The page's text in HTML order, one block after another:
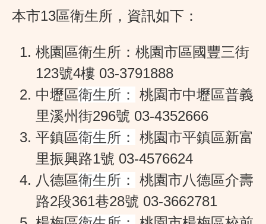
本市13區衛生所，資訊如下：
桃園區衛生所：桃園市區國豐三街
123號4樓 03-3791888
中壢區衛生所：
桃園市中壢區普義
里溪州街296號 03-4352666
平鎮區衛生所：
桃園市平鎮區新富
里振興路1號 03-4576624
八德區衛生所：
桃園市八德區介壽
路2段361巷28號 03-3662781